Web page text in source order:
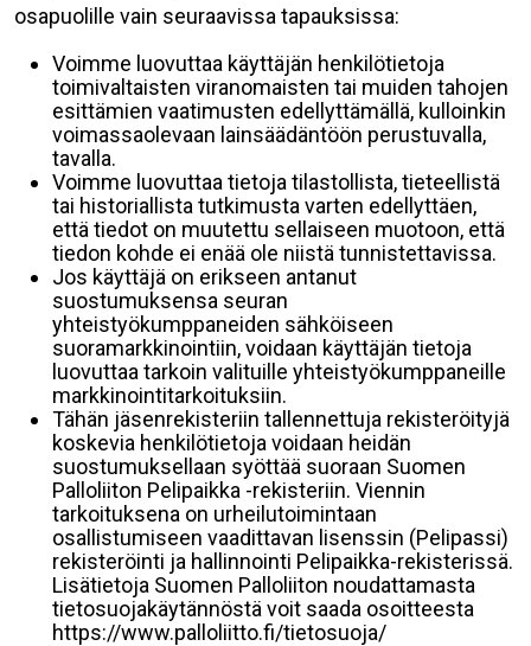
osapuolille vain seuraavissa tapauksissa:
Voimme luovuttaa käyttäjän henkilötietoja
toimivaltaisten viranomaisten tai muiden tahojen
esittämien vaatimusten edellyttämällä, kulloinkin
voimassaolevaan lainsäädäntöön perustuvalla,
tavalla.
Voimme luovuttaa tietoja tilastollista, tieteellistä
tai historiallista tutkimusta varten edellyttäen,
että tiedot on muutettu sellaiseen muotoon, että
tiedon kohde ei enää ole niistä tunnistettavissa.
Jos käyttäjä on erikseen antanut
suostumuksensa seuran
yhteistyökumppaneiden sähköiseen
suoramarkkinointiin, voidaan käyttäjän tietoja
luovuttaa tarkoin valituille yhteistyökumppaneille
markkinointitarkoituksiin.
Tähän jäsenrekisteriin tallennettuja rekisteröityjä
koskevia henkilötietoja voidaan heidän
suostumuksellaan syöttää suoraan Suomen
Palloliiton Pelipaikka -rekisteriin. Viennin
tarkoituksena on urheilutoimintaan
osallistumiseen vaadittavan lisenssin (Pelipassi)
rekisteröinti ja hallinnointi Pelipaikka-rekisterissä.
Lisätietoja Suomen Palloliiton noudattamasta
tietosuojakäytännöstä voit saada osoitteesta
https://www.palloliitto.fi/tietosuoja/